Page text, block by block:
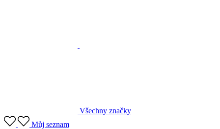
Všechny značky
Můj seznam